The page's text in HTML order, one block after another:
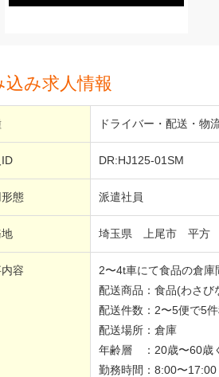
込み求人情報
ドライバー・配送・物
DR:HJ125-01SM
態 派遣社員
埼玉県 上尾市 平方
容
2〜4t車にて食品の倉
配送商品：食品(わさび
配送件数：2〜5便で5
配送場所：倉庫
年齢層 ：20歳〜60歳
勤務時間：8:00〜17:00